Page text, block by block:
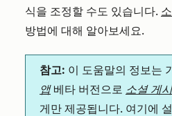
식을 조정할 수도 있습니다.
방법에 대해 알아보세요.
참고: 이 도움말의 정보는
앱베타 버전으로 소셜 게
게만 제공됩니다. 여기에